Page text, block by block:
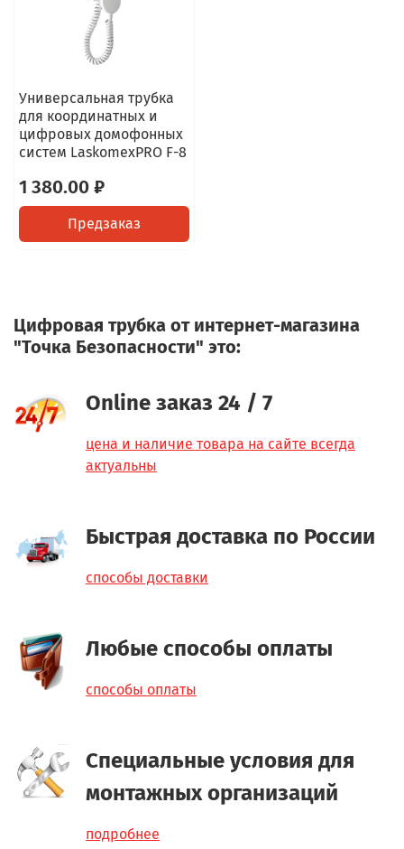
Универсальная трубка
для координатных и
цифровых домофонных
систем LaskomexPRO F-8
1 380.00 ₽
Предзаказ
Цифровая трубка от интернет-магазина
"Точка Безопасности" это:
Online заказ 24 / 7
цена и наличие товара на сайте всегда
актуальны
Быстрая доставка по России
способы доставки
Любые способы оплаты
способы оплаты
Специальные условия для
монтажных организаций
подробнее